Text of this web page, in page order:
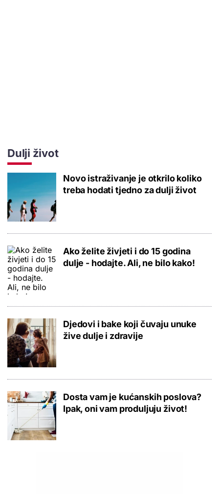
Dulji život
Novo istraživanje je otkrilo koliko
treba hodati tjedno za dulji život
Ako želite živjeti i do 15 godina
dulje - hodajte. Ali, ne bilo kako!
Djedovi i bake koji čuvaju unuke
žive dulje i zdravije
Dosta vam je kućanskih poslova?
Ipak, oni vam produljuju život!